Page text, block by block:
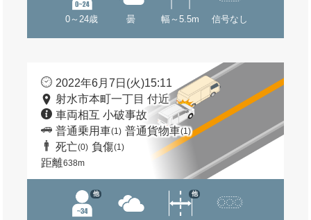
0～24歳 曇 幅～5.5m 信号なし
2022年6月7日(火)15:11
射水市本町一丁目 付近
車両相互 小破事故
普通乗用車(1) 普通貨物車(1)
死亡(0) 負傷(1)
距離638m
他 他